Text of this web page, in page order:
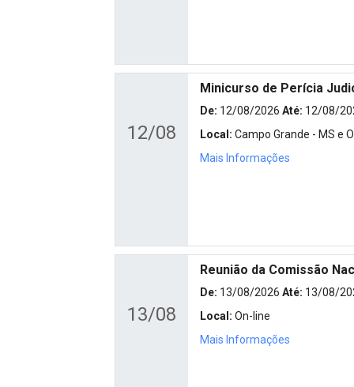
12/08
Minicurso de Perícia
De: 12/08/2026 Até: 12/08/
Local: Campo Grande - MS e
Mais Informações
13/08
Reunião da Comissão
De: 13/08/2026 Até: 13/08/
Local: On-line
Mais Informações